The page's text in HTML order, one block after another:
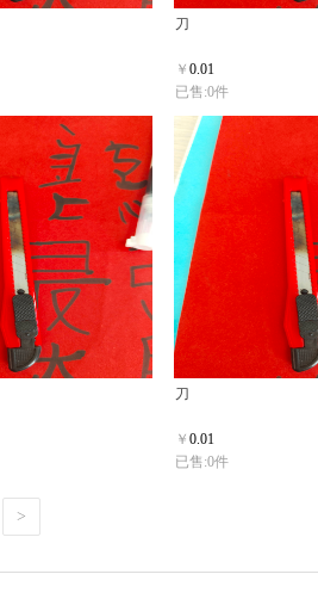
刀
￥ 0.01
已售:0件
刀
￥ 0.01
已售:0件
>